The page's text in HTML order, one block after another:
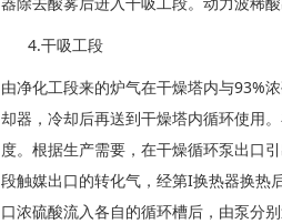
4.干吸工段
由净化工段来的炉气在干燥塔内与93%
却器，冷却后再送到干燥塔内循环使用
度。根据生产需要，在干燥循环泵出口
段触媒出口的转化气，经第I换热器换热
口浓硫酸流入各自的循环槽后，由泵分